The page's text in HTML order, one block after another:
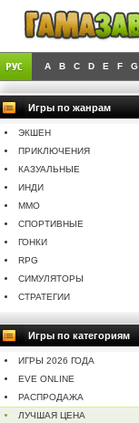
A B C D E F G
Игры по жанрам
ЭКШЕН
ПРИКЛЮЧЕНИЯ
КАЗУАЛЬНЫЕ
ИНДИ
MMO
СПОРТИВНЫЕ
ГОНКИ
RPG
СИМУЛЯТОРЫ
СТРАТЕГИИ
Игры по категориям
ИГРЫ 2026 ГОДА
EVE ONLINE
РАСПРОДАЖА
ЛУЧШАЯ ЦЕНА